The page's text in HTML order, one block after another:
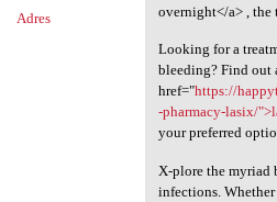
Adres
overnight</a> , the
Looking for a
bleeding? Find out
href="https://
-pharmacy-lasix/
your preferred
X-plore the myriad
infections.